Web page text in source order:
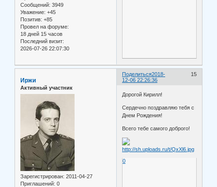
Сообщений: 3949
Уважение: +45
Позитив: +85
Провел на форуме:
18 дней 15 часов
Последний визит:
2026-07-26 22:07:30
Поделиться 15
2018-
12-06 22:26:36
Иржи
Активный участник
Зарегистрирован: 2011-04-27
Приглашений: 0
Дорогой Кирилл!
Сердечно поздравляю тебя с
Днем Рождения!
Всего тебе самого доброго!
0